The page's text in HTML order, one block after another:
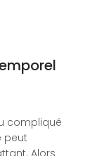
compliqué
peut